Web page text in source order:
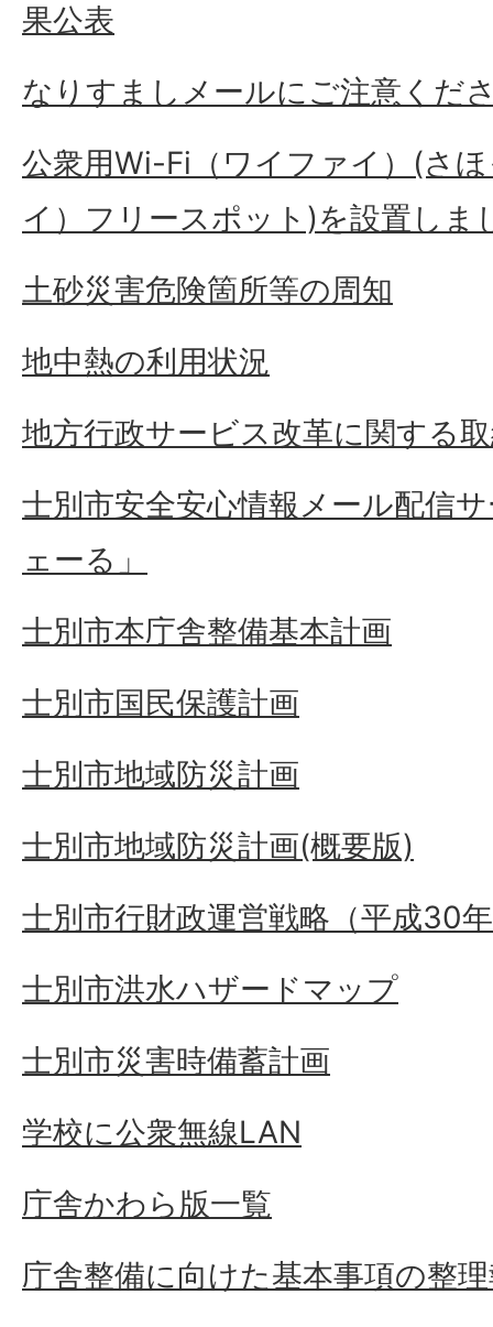
果公表
なりすましメールにご注意くだ
公衆用Wi-Fi（ワイファイ）(さ
イ）フリースポット)を設置しま
土砂災害危険箇所等の周知
地中熱の利用状況
地方行政サービス改革に関する
士別市安全安心情報メール配信
ェーる」
士別市本庁舎整備基本計画
士別市国民保護計画
士別市地域防災計画
士別市地域防災計画(概要版)
士別市行財政運営戦略（平成30
士別市洪水ハザードマップ
士別市災害時備蓄計画
学校に公衆無線LAN
庁舎かわら版一覧
庁舎整備に向けた基本事項の整